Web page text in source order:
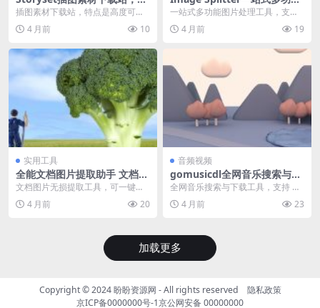
点是高度可自定义，支持自定
插图素材下载站，特点是高度可自
定义，支持自定义颜色、背景以及
选择图层，可下载保存...
4 月前 10
图片处理工具，支持 7 种图片
一站式多功能图片处理工具，支持
7 种图片裁剪、拼图与模板、图片
编辑、格式转换、...
4 月前 19
实用工具
全能文档图片提取助手 文档图
片无损提取工具支持Word、P
PT、Excel、EPUB
文档图片无损提取工具，可一键提
取 Word、PPT、Excel 及 EPUB
电...4 月前 20
音频视频
gomusicdl全网音乐搜索与下
载工具 Go Music DL
全网音乐搜索与下载工具，支持 W
eb 服务、TUI 终端以及桌面应用三
种模式，内...
4 月前 23
加载更多
Copyright © 2024盼盼资源网 - All rights reserved 隐私政策
京ICP备0000000号-1京公网安备 00000000